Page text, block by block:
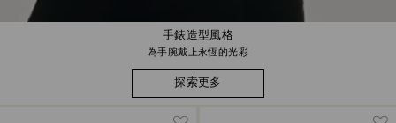
手錶造型風格
為手腕戴上永恆的光彩
探索更多